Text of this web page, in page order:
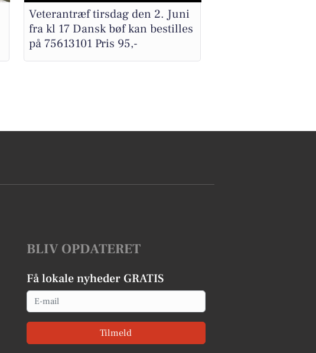
Veterantræf tirsdag den 2. Juni
fra kl 17 Dansk bøf kan bestilles
på 75613101 Pris 95,-
BLIV OPDATERET
Få lokale nyheder GRATIS
Email
Tilmeld